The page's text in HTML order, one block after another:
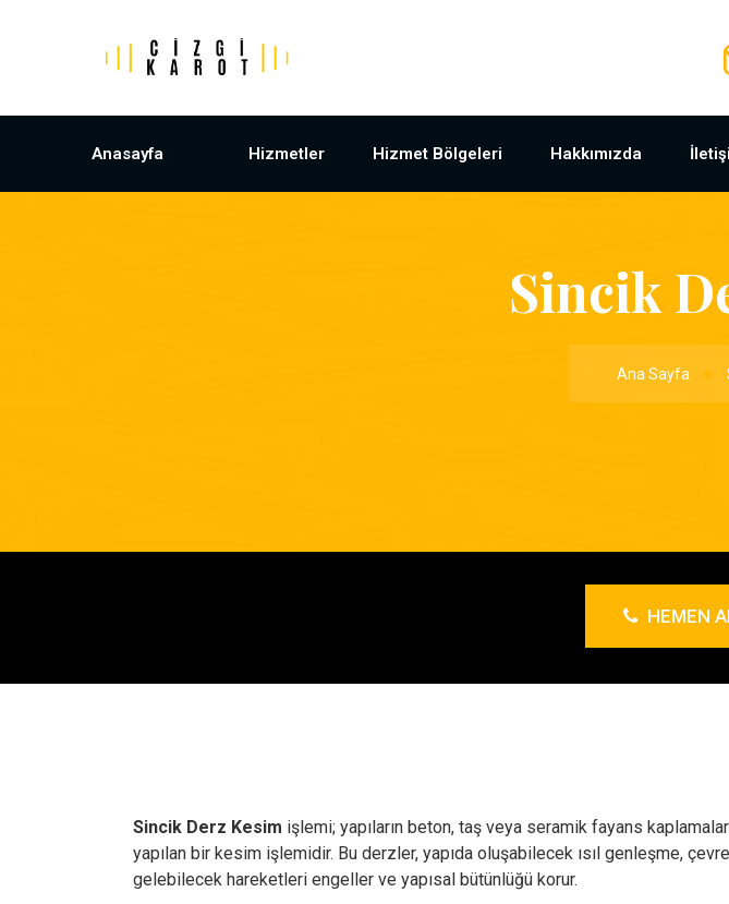
Anasayfa Hizmetler Hizmet Bölgeleri Hakkımızda
Sincik
Ana Sayfa
HEMEN
Sincik Derz Kesim işlemi; yapıların beton, taş veya seramik fayans
yapılan bir kesim işlemidir. Bu derzler, yapıda oluşabilecek ısıl genleşme,
gelebilecek hareketleri engeller ve yapısal bütünlüğü korur.